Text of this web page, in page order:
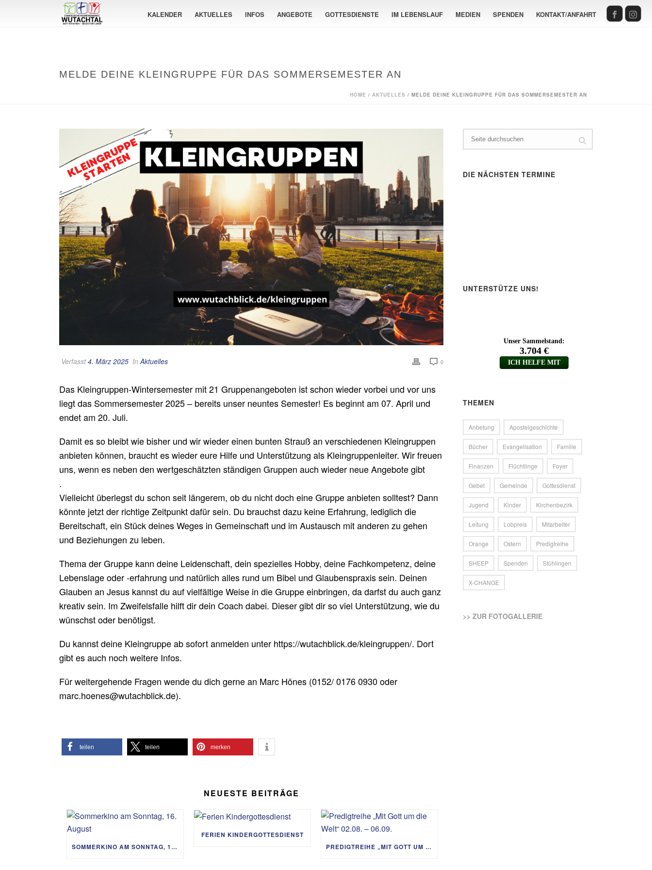
KALENDER AKTUELLES INFOS ANGEBOTE GOTTESDIENSTE IM LEBENSLAUF MEDIEN SPENDEN KONTAKT/ANFAHRT
MELDE DEINE KLEINGRUPPE FÜR DAS SOMMERSEMESTER AN
HOME / AKTUELLES / MELDE DEINE KLEINGRUPPE FÜR DAS SOMMERSEMESTER AN
Verfasst4. März 2025 In Aktuelles 0
Das Kleingruppen-Wintersemester mit 21 Gruppenangeboten ist schon wieder vorbei und vor uns
liegt das Sommersemester 2025 – bereits unser neuntes Semester! Es beginnt am 07. April und
endet am 20. Juli.
Damit es so bleibt wie bisher und wir wieder einen bunten Strauß an verschiedenen Kleingruppen
anbieten können, braucht es wieder eure Hilfe und Unterstützung als Kleingruppenleiter. Wir freuen
uns, wenn es neben den wertgeschätzten ständigen Gruppen auch wieder neue Angebote gibt
.
Vielleicht überlegst du schon seit längerem, ob du nicht doch eine Gruppe anbieten solltest? Dann
könnte jetzt der richtige Zeitpunkt dafür sein. Du brauchst dazu keine Erfahrung, lediglich die
Bereitschaft, ein Stück deines Weges in Gemeinschaft und im Austausch mit anderen zu gehen
und Beziehungen zu leben.
Thema der Gruppe kann deine Leidenschaft, dein spezielles Hobby, deine Fachkompetenz, deine
Lebenslage oder -erfahrung und natürlich alles rund um Bibel und Glaubenspraxis sein. Deinen
Glauben an Jesus kannst du auf vielfältige Weise in die Gruppe einbringen, da darfst du auch ganz
kreativ sein. Im Zweifelsfalle hilft dir dein Coach dabei. Dieser gibt dir so viel Unterstützung, wie du
wünschst oder benötigst.
Du kannst deine Kleingruppe ab sofort anmelden unter https://wutachblick.de/kleingruppen/. Dort
gibt es auch noch weitere Infos.
Für weitergehende Fragen wende du dich gerne an Marc Hönes (0152/ 0176 0930 oder
marc.hoenes@wutachblick.de).
teilen teilen merken
NEUESTE BEITRÄGE
SOMMERKINO AM SONNTAG, 16. AUGUST
FERIEN KINDERGOTTESDIENST
PREDIGTREIHE „MIT GOTT UM DIE WELT“ 02.08. – 06.09.
DIE NÄCHSTEN TERMINE
UNTERSTÜTZE UNS!
THEMEN
Anbetung Apostelgeschichte
Bücher Evangelisation Familie
Finanzen Flüchtlinge Foyer
Gebet Gemeinde Gottesdienst
Jugend Kinder Kirchenbezirk
Leitung Lobpreis Mitarbeiter
Orange Ostern Predigtreihe
SHEEP Spenden Stühlingen
X-CHANGE
>> ZUR FOTOGALLERIE